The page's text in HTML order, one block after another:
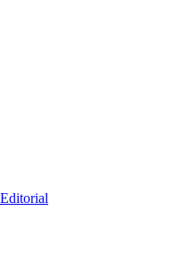
Editorial